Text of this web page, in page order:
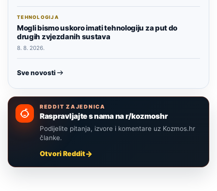
TEHNOLOGIJA
Mogli bismo uskoro imati tehnologiju za put do
drugih zvjezdanih sustava
8. 8. 2026.
Sve novosti
REDDIT ZAJEDNICA
Raspravljajte s nama na r/kozmoshr
Podijelite pitanja, izvore i komentare uz Kozmos.hr
članke.
Otvori Reddit